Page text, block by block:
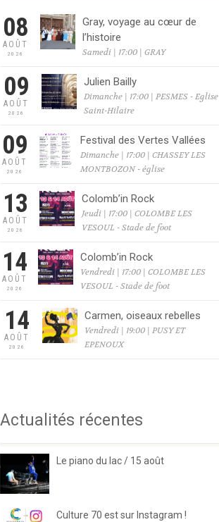
08
AOÛT
2026
Gray, voyage au cœur de
l’histoire
Samedi | 17:00 | GRAY
09
AOÛT
2026
Julien Bailly
Dimanche | 17:00 | PESMES - Eglise
Saint-Hilaire
09
AOÛT
2026
Festival des Vertes Vallées
Dimanche | 17:00 | CHASSEY LES
MONTBOZON - église
13
AOÛT
2026
Colomb’in Rock
Jeudi | 17:00 | COLOMBE LES
VESOUL - Stade de foot
14
AOÛT
2026
Colomb’in Rock
Vendredi | 17:00 | COLOMBE LES
VESOUL - Stade de foot
14
AOÛT
2026
Carmen, oiseaux rebelles
Vendredi | 19:00 | PUSY ET
EPENOUX
Actualités récentes
Le piano du lac / 15 août
Culture 70 est sur Instagram !